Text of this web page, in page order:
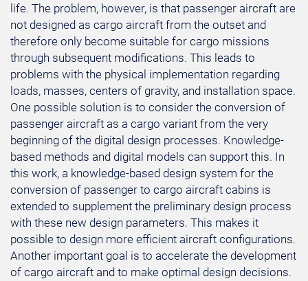
life. The problem, however, is that passenger aircraft are
not designed as cargo aircraft from the outset and
therefore only become suitable for cargo missions
through subsequent modifications. This leads to
problems with the physical implementation regarding
loads, masses, centers of gravity, and installation space.
One possible solution is to consider the conversion of
passenger aircraft as a cargo variant from the very
beginning of the digital design processes. Knowledge-
based methods and digital models can support this. In
this work, a knowledge-based design system for the
conversion of passenger to cargo aircraft cabins is
extended to supplement the preliminary design process
with these new design parameters. This makes it
possible to design more efficient aircraft configurations.
Another important goal is to accelerate the development
of cargo aircraft and to make optimal design decisions.